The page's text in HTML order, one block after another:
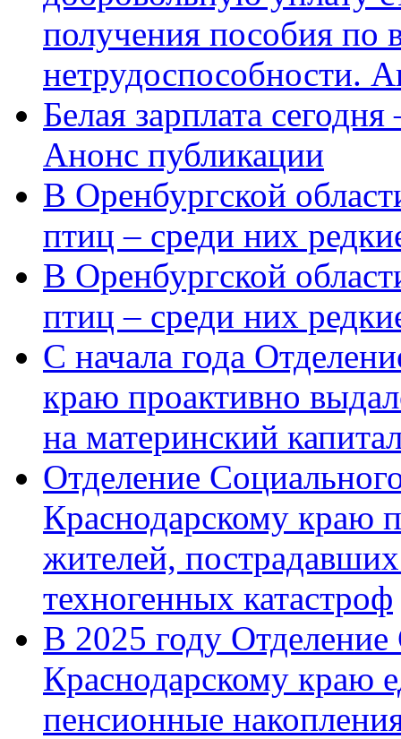
получения пособия по
нетрудоспособности.
Белая зарплата
Анонс публикации
В Оренбургской
птиц – среди них
В Оренбургской
птиц – среди них
С начала года
краю проактивно
на материнский
Отделение
Краснодарскому краю
жителей,
техногенных катастроф
В 2025 году
Краснодарскому краю
пенсионные